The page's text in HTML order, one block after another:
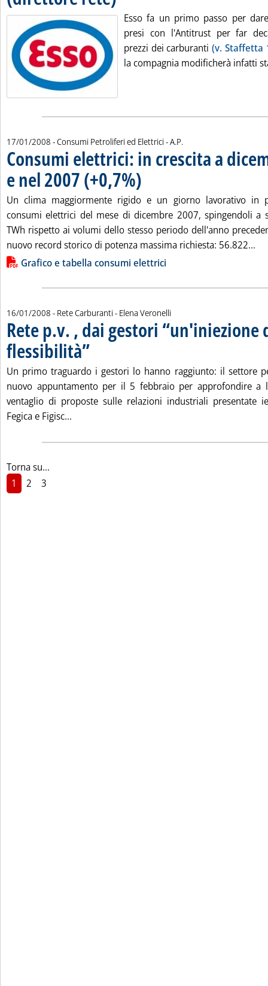
Esso fa un primo passo per
presi con l'Antitrust per far
prezzi dei carburanti(v. Staffetta
la compagnia modificherà infatti
17/01/2008 - Consumi Petroliferi ed Elettrici -di:
A.P.
Consumi elettrici: in crescita a
e nel 2007 (+0,7%)
Un clima maggiormente rigido e un giorno lavorativo in
consumi elettrici del mese di dicembre 2007, spingendoli a
TWh rispetto ai volumi dello stesso periodo dell'anno
nuovo record storico di potenza massima richiesta: 56.822...
Lista allegati PDF alla notizia
Grafico e tabella consumi elettrici
16/01/2008 - Rete Carburanti - di:
Elena Veronelli
Rete p.v. , dai gestori “un'iniezione
flessibilità”. Pubblicata mercoledì 16 gennaio 2008 alle 14.18.
Un primo traguardo i gestori lo hanno raggiunto: il settore
nuovo appuntamento per il 5 febbraio per approfondire a
ventaglio di proposte sulle relazioni industriali presentate
Fegica e Figisc...
Torna su...
1
2 3